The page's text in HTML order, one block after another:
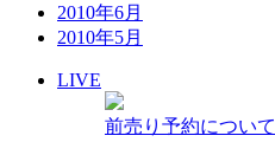
2010年6月
2010年5月
LIVE
前売り予約について